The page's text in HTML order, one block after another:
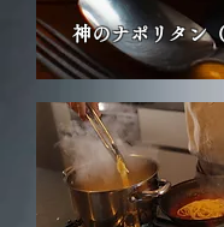
神のナポリタン（